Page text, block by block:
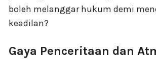
boleh melanggar hukum demi
keadilan?
Gaya Penceritaan dan